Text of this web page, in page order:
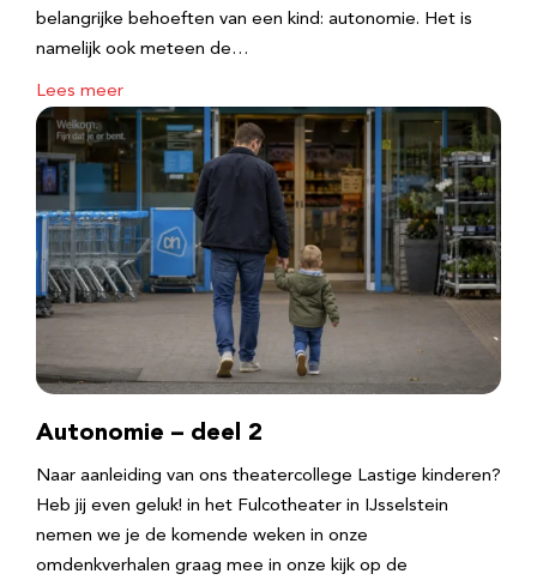
belangrijke behoeften van een kind: autonomie. Het is
namelijk ook meteen de…
Lees meer
Autonomie – deel 2
Naar aanleiding van ons theatercollege Lastige kinderen?
Heb jij even geluk! in het Fulcotheater in IJsselstein
nemen we je de komende weken in onze
omdenkverhalen graag mee in onze kijk op de